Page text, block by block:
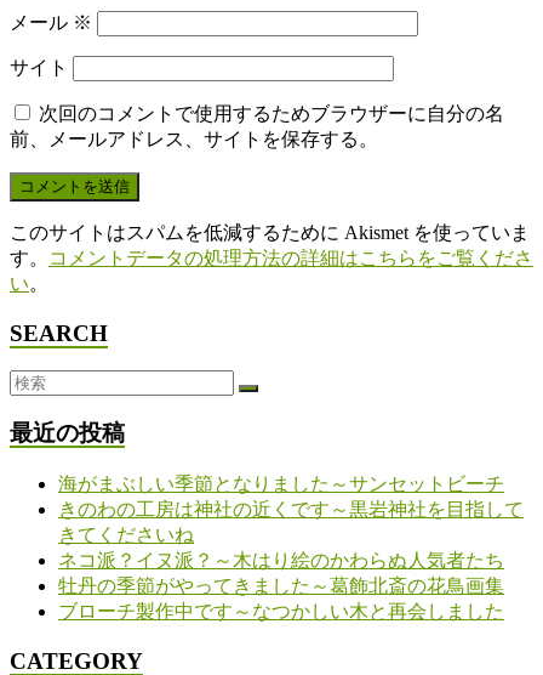
メール ※
サイト
次回のコメントで使用するためブラウザーに自分の名
前、メールアドレス、サイトを保存する。
このサイトはスパムを低減するために Akismet を使っていま
す。
コメントデータの処理方法の詳細はこちらをご覧くださ
い。
SEARCH
最近の投稿
海がまぶしい季節となりました～サンセットビーチ
きのわの工房は神社の近くです～黒岩神社を目指して
きてくださいね
ネコ派？イヌ派？～木はり絵のかわらぬ人気者たち
牡丹の季節がやってきました～葛飾北斎の花鳥画集
ブローチ製作中です～なつかしい木と再会しました
CATEGORY